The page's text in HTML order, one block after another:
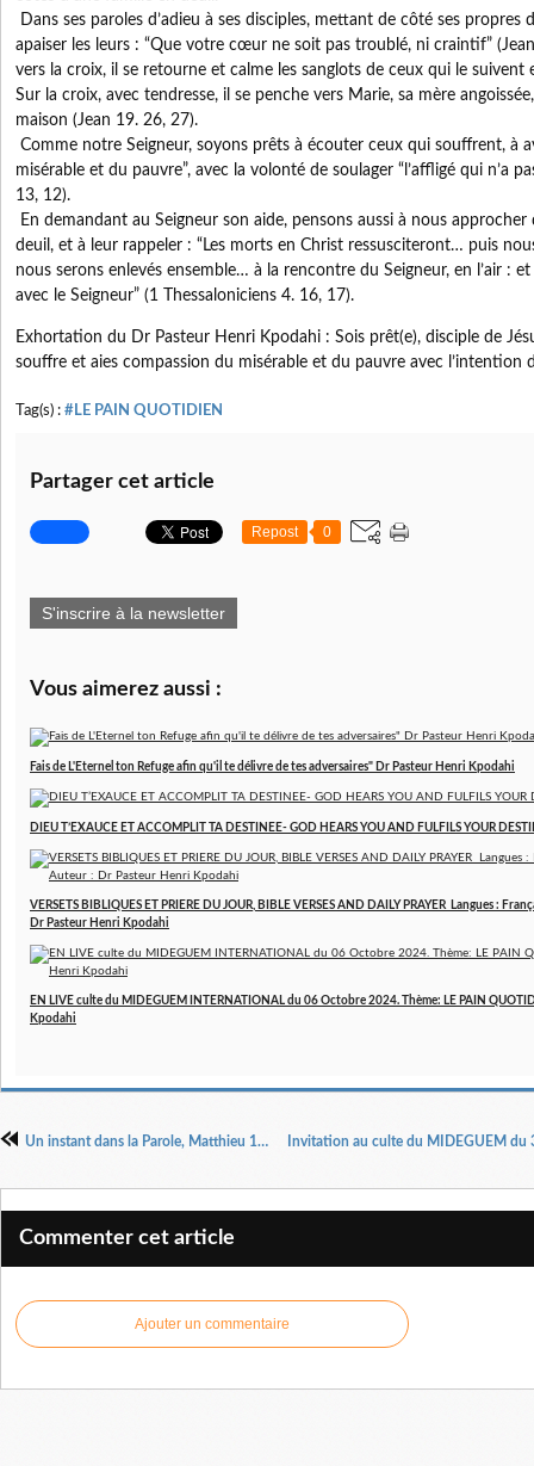
Dans ses paroles d’adieu à ses disciples, mettant de côté ses propres
apaiser les leurs : “Que votre cœur ne soit pas troublé, ni craintif”
vers la croix, il se retourne et calme les sanglots de ceux qui le suivent
Sur la croix, avec tendresse, il se penche vers Marie, sa mère
maison (Jean 19. 26, 27).
Comme notre Seigneur, soyons prêts à écouter ceux qui souffrent, à
misérable et du pauvre”, avec la volonté de soulager “l’affligé qui n’a
13, 12).
En demandant au Seigneur son aide, pensons aussi à nous
deuil, et à leur rappeler : “Les morts en Christ ressusciteront… puis
nous serons enlevés ensemble… à la rencontre du Seigneur, en l’air :
avec le Seigneur” (1 Thessaloniciens 4. 16, 17).
Exhortation du Dr Pasteur Henri Kpodahi : Sois prêt(e), disciple de
souffre et aies compassion du misérable et du pauvre avec l’intention
Tag(s) : #LE PAIN QUOTIDIEN
Partager cet article
Repost 0
S'inscrire à la newsletter
Vous aimerez aussi :
Fais de L'Eternel ton Refuge afin qu'il te délivre de tes adversaires" Dr Pasteur Henri Kpodahi
DIEU T’EXAUCE ET ACCOMPLIT TA DESTINEE- GOD HEARS YOU AND FULFILS YOUR
VERSETS BIBLIQUES ET PRIERE DU JOUR, BIBLE VERSES AND DAILY PRAYER Langues :
Dr Pasteur Henri Kpodahi
EN LIVE culte du MIDEGUEM INTERNATIONAL du 06 Octobre 2024. Thème: LE PAIN
Kpodahi
Un instant dans la Parole, Matthieu 16, 26 par Dr Pasteur Henri Kpodahi
Commenter cet article
Ajouter un commentaire